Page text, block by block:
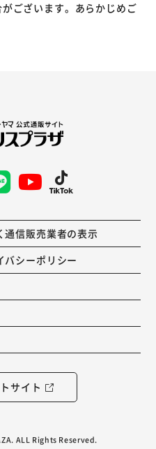
ございます。あらかじめご
通信販売業者の表示
バシーポリシー
サイト
ALL Rights Reserved.